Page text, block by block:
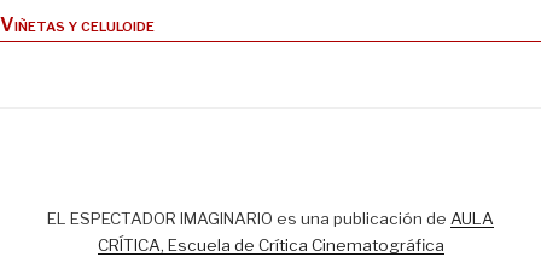
Viñetas y celuloide
EL ESPECTADOR IMAGINARIO es una publicación de AULA
CRÍTICA, Escuela de Crítica Cinematográfica